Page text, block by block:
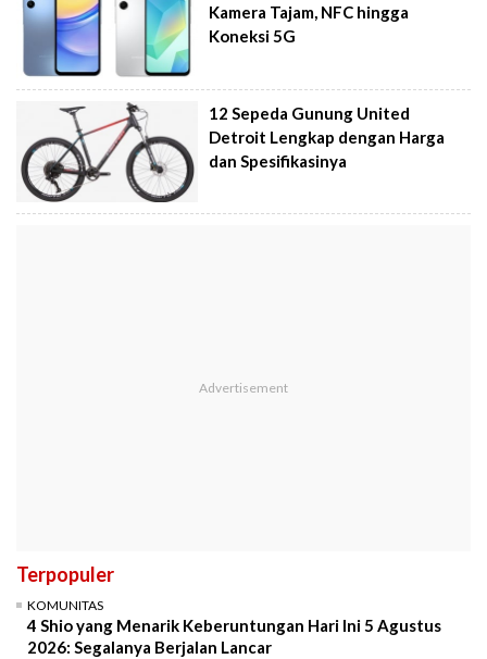
Kamera Tajam, NFC hingga
Koneksi 5G
12 Sepeda Gunung United
Detroit Lengkap dengan Harga
dan Spesifikasinya
Terpopuler
KOMUNITAS
4 Shio yang Menarik Keberuntungan Hari Ini 5 Agustus
2026: Segalanya Berjalan Lancar